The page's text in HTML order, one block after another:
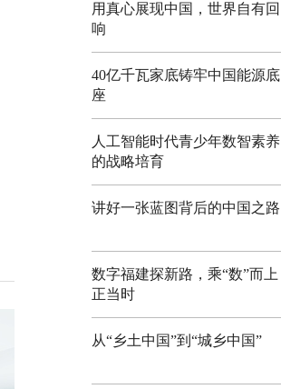
用真心展现中国，世界自有回
响
40亿千瓦家底铸牢中国能源底
座
人工智能时代青少年数智素养
的战略培育
讲好一张蓝图背后的中国之路
数字福建探新路，乘“数”而上
正当时
从“乡土中国”到“城乡中国”